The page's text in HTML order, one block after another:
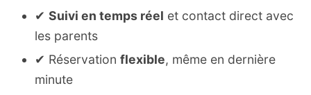
✔ Suivi en temps réel et contact direct avec
les parents
✔ Réservation flexible, même en dernière
minute